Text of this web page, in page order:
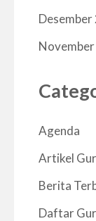
Desember
Agenda
Artikel
Berita
Daftar